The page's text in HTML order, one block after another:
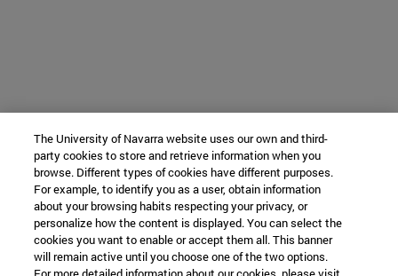
The University of Navarra website uses our own and third-
party cookies to store and retrieve information when you
browse. Different types of cookies have different purposes.
For example, to identify you as a user, obtain information
about your browsing habits respecting your privacy, or
personalize how the content is displayed. You can select the
cookies you want to enable or accept them all. This banner
will remain active until you choose one of the two options.